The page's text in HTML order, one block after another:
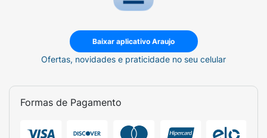
Baixar aplicativo Araujo
Ofertas, novidades e praticidade no seu celular
Formas de Pagamento